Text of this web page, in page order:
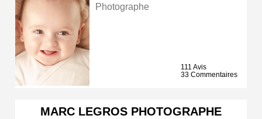
Photographe
111 Avis
33 Commentaires
MARC LEGROS PHOTOGRAPHE